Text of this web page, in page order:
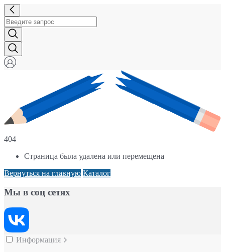
404
Страница была удалена или перемещена
Вернуться на главную Каталог
Мы в соц сетях
Информация